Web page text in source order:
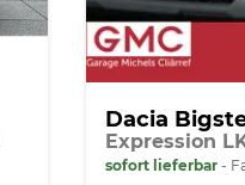
Dacia
Expression
sofort lieferbar